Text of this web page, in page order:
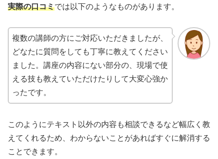
実際の口コミでは以下のようなものがあります。
複数の講師の方にご対応いただきましたが、
どなたに質問をしても丁寧に教えてください
ました。講座の内容にない部分の、現場で使
える技も教えていただけたりして大変心強か
ったです。
このようにテキスト以外の内容も相談できるなど幅広く教
えてくれるため、わからないことがあればすぐに解消する
ことできます。